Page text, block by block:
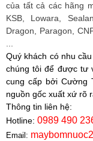
của tất cả các hãng
KSB, Lowara,
Dragon, Paragon,
...
Quý khách có nhu
chúng tôi để được tư
cung cấp bởi Cường
nguồn gốc xuất xứ rõ
Thông tin liên hệ:
Hotline: 0989 490
Email: